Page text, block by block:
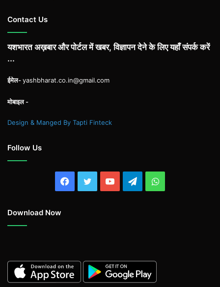
Contact Us
यशभारत अख़बार और पोर्टल में खबर, विज्ञापन देने के लिए यहाँ संपर्क करें
...
ईमेल-yashbharat.co.in@gmail.com
मोबाइल -
Design & Manged By Tapti Finteck
Follow Us
Facebook
TwitterYouTubeTelegramWhatsApp
Download Now